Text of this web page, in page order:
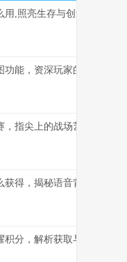
,照亮生存与创造之路
功能，资深玩家的操作心得
指尖上的战场艺术
获得，揭秘语音背后的荣耀
分，解析获取与使用之道